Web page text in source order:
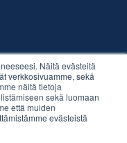
Näitä evästeitä
verkkosivuamme, sekä
näitä tietoja
sekä luomaan
että muiden
evästeistä